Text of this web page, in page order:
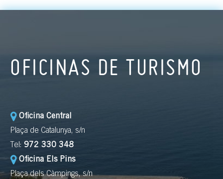
OFICINAS DE TURISMO
Oficina Central
Plaça de Catalunya, s/n
Tel: 972 330 348
Oficina Els Pins
Plaça dels Càmpings, s/n